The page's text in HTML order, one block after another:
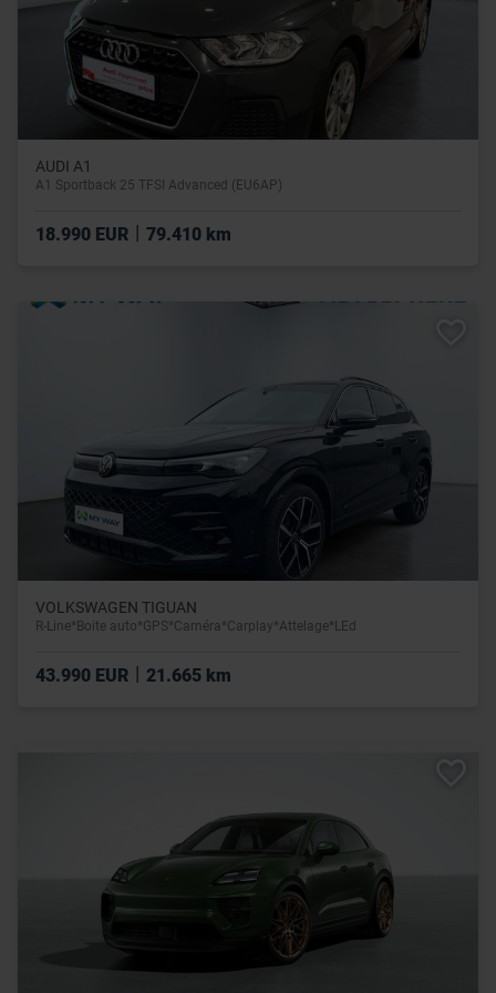
AUDI A1
A1 Sportback 25 TFSI Advanced (EU6AP)
18.990 EUR 79.410 km
VOLKSWAGEN TIGUAN
R-Line*Boite auto*GPS*Caméra*Carplay*Attelage*LEd
43.990 EUR | 21.665 km